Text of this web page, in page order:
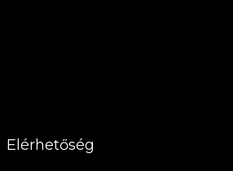
Elérhetőség